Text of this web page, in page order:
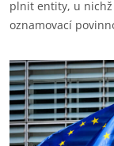
plnit entity, u
oznamovací